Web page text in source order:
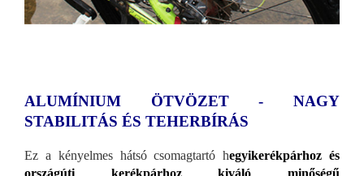
ALUMÍNIUM ÖTVÖZET - NAGY
STABILITÁS ÉS TEHERBÍRÁS
Ez a kényelmes hátsó csomagtartó hegyikerékpárhoz és
országúti kerékpárhoz kiváló minőségű